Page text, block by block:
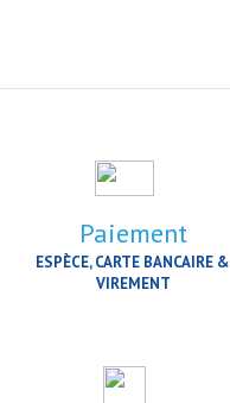
Paiement
ESPÈCE, CARTE BANCAIRE &
VIREMENT